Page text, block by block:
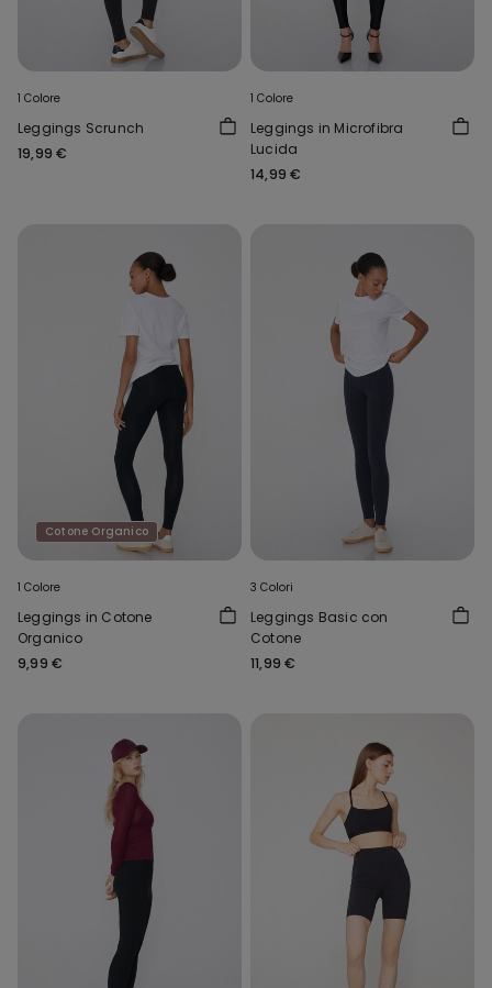
1 Colore
Leggings Scrunch
19,99 €
1 Colore
Leggings in Microfibra
Lucida
14,99 €
Cotone Organico
1 Colore
Leggings in Cotone
Organico
9,99 €
3 Colori
Leggings Basic con
Cotone
11,99 €